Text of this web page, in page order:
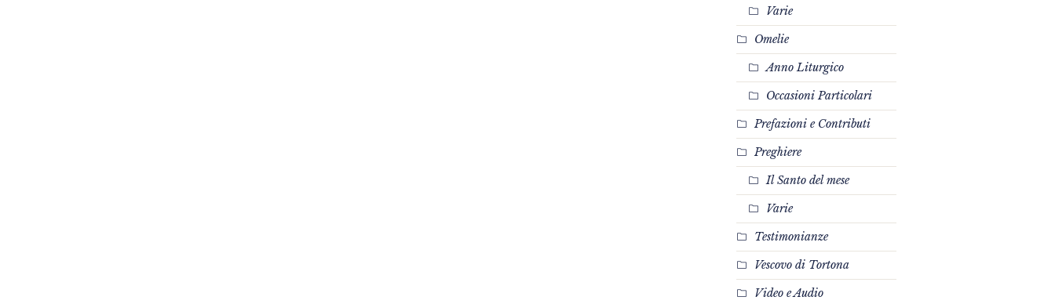
Varie
Omelie
Anno Liturgico
Occasioni Particolari
Prefazioni e Contributi
Preghiere
Il Santo del mese
Varie
Testimonianze
Vescovo di Tortona
Video e Audio